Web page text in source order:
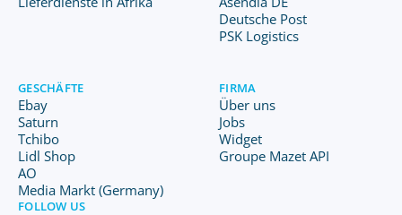
Deutsche Post
PSK Logistics
GESCHÄFTE
Ebay
Saturn
Tchibo
Lidl Shop
AO
Media Markt (Germany)
FIRMA
Über uns
Jobs
Widget
Groupe Mazet API
FOLLOW US